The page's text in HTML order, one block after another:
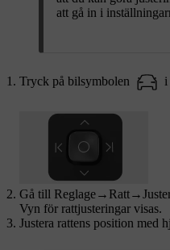
att gå in i
Tryck på bilsymbolen i
Gå till Reglage→ Ratt→
Vyn för rattjusteringar visas.
Justera rattens position med